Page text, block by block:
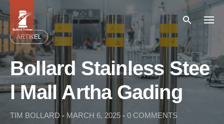
to
content
ARTIKEL
Bollard Stainless Stee
l Mall Artha Gading
TIM BOLLARD - MARCH 6, 2025 - 0 COMMENTS